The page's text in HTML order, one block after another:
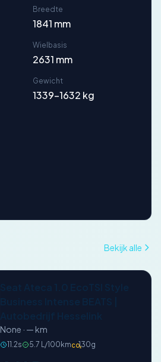
Breedte
1841 mm
Wielbasis
2631 mm
Gewicht
1339-1632 kg
Bekijk alle
None · — km
11.2s 5.7 L/100kmCO₂130g